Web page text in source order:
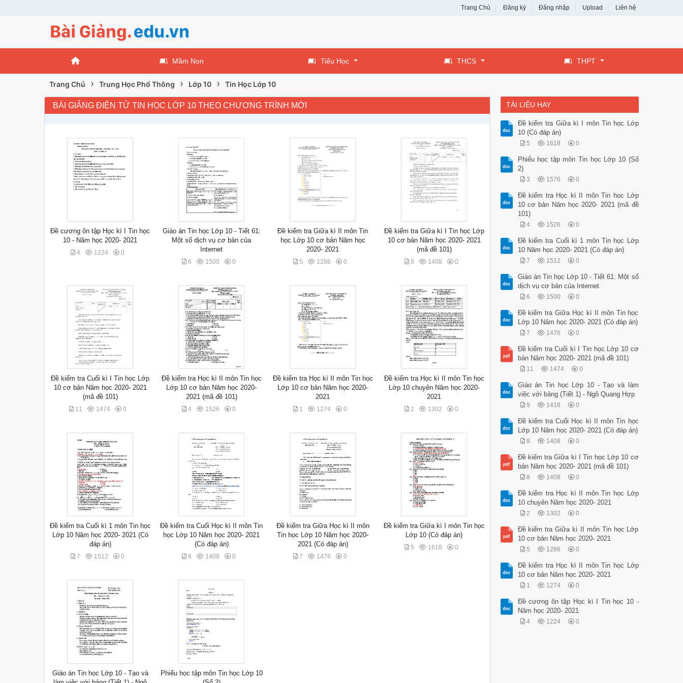
Trang Chủ Đăng ký Đăng nhập Upload Liên hệ
Mầm Non Tiểu Học THCS THPT
Trang Chủ › Trung Học Phổ Thông › Lớp 10 › Tin Học Lớp 10
BÀI GIẢNG ĐIỆN TỬ TIN HỌC LỚP 10 THEO CHƯƠNG TRÌNH MỚI
Đề cương ôn tập Học kì I Tin học
10 - Năm học 2020- 2021
4 1224 0
Giáo án Tin học Lớp 10 - Tiết 61:
Một số dịch vụ cơ bản của
Internet
6 1500 0
Đề kiểm tra Giữa kì II môn Tin
học Lớp 10 cơ bản Năm học
2020- 2021
5 1286 0
Đề kiểm tra Giữa kì I Tin học Lớp
10 cơ bản Năm học 2020- 2021
(mã đề 101)
8 1408 0
Đề kiểm tra Cuối kì I Tin học Lớp
10 cơ bản Năm học 2020- 2021
(mã đề 101)
11 1474 0
Đề kiểm tra Học kì II môn Tin học
Lớp 10 cơ bản Năm học 2020-
2021 (mã đề 101)
4 1526 0
Đề kiểm tra Học kì II môn Tin học
Lớp 10 cơ bản Năm học 2020-
2021
1 1274 0
Đề kiểm tra Học kì II môn Tin học
Lớp 10 chuyên Năm học 2020-
2021
2 1302 0
Đề kiểm tra Cuối kì 1 môn Tin học
Lớp 10 Năm học 2020- 2021 (Có
đáp án)
7 1512 0
Đề kiểm tra Cuối Học kì II môn Tin
học Lớp 10 Năm học 2020- 2021
(Có đáp án)
8 1408 0
Đề kiểm tra Giữa Học kì II môn
Tin học Lớp 10 Năm học 2020-
2021 (Có đáp án)
7 1476 0
Đề kiểm tra Giữa kì I môn Tin học
Lớp 10 (Có đáp án)
5 1618 0
Giáo án Tin học Lớp 10 - Tạo và
Phiếu học tập môn Tin học Lớp 10
TÀI LIỆU HAY
Đề kiểm tra Giữa kì I môn Tin học Lớp
10 (Có đáp án)
5 1618 0
Phiếu học tập môn Tin học Lớp 10 (Số
2)
3 1576 0
Đề kiểm tra Học kì II môn Tin học Lớp
10 cơ bản Năm học 2020- 2021 (mã đề
101)
4 1526 0
Đề kiểm tra Cuối kì 1 môn Tin học Lớp
10 Năm học 2020- 2021 (Có đáp án)
7 1512 0
Giáo án Tin học Lớp 10 - Tiết 61: Một số
dịch vụ cơ bản của Internet
6 1500 0
Đề kiểm tra Giữa Học kì II môn Tin học
Lớp 10 Năm học 2020- 2021 (Có đáp án)
7 1476 0
Đề kiểm tra Cuối kì I Tin học Lớp 10 cơ
bản Năm học 2020- 2021 (mã đề 101)
11 1474 0
Giáo án Tin học Lớp 10 - Tạo và làm
việc với bảng (Tiết 1) - Ngô Quang Hợp
9 1418 0
Đề kiểm tra Cuối Học kì II môn Tin học
Lớp 10 Năm học 2020- 2021 (Có đáp án)
8 1408 0
Đề kiểm tra Giữa kì I Tin học Lớp 10 cơ
bản Năm học 2020- 2021 (mã đề 101)
8 1408 0
Đề kiểm tra Học kì II môn Tin học Lớp
10 chuyên Năm học 2020- 2021
2 1302 0
Đề kiểm tra Giữa kì II môn Tin học Lớp
10 cơ bản Năm học 2020- 2021
5 1286 0
Đề kiểm tra Học kì II môn Tin học Lớp
10 cơ bản Năm học 2020- 2021
1 1274 0
Đề cương ôn tập Học kì I Tin học 10 -
Năm học 2020- 2021
4 1224 0